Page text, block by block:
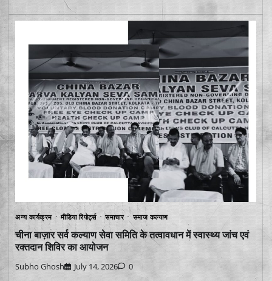
अन्य कार्यक्रम मीडिया रिपोर्ट्स समाचार समाज कल्याण
चीना बाज़ार सर्व कल्याण सेवा समिति के तत्वावधान में स्वास्थ्य जांच एवं
रक्तदान शिविर का आयोजन
Subho Ghosh July 14, 2026 0